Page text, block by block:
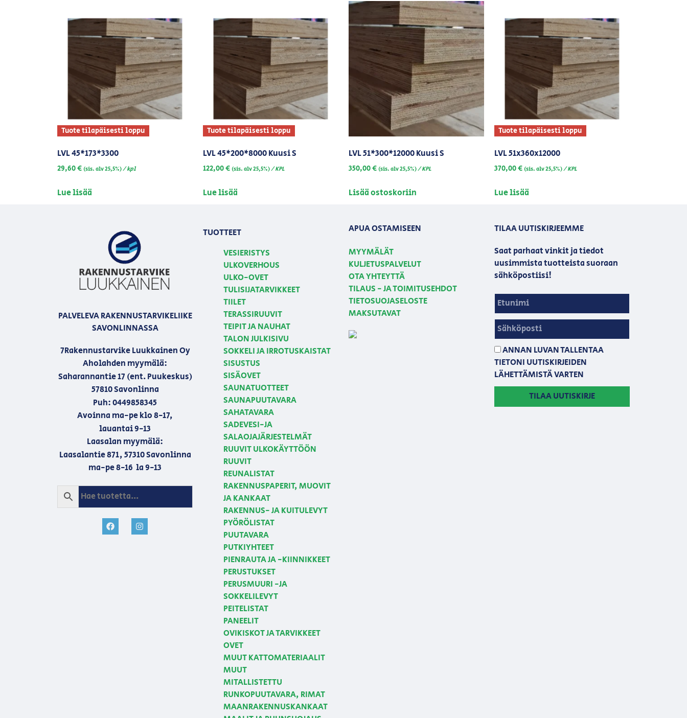
Tuote tilapäisesti loppu
LVL 45*173*3300
29,60€(sis. alv 25,5%)/ kpl
Lue lisää
Tuote tilapäisesti loppu
LVL 45*200*8000 Kuusi S
122,00€(sis. alv 25,5%)/ KPL
Lue lisää
LVL 51*300*12000 Kuusi S
350,00€(sis. alv 25,5%)/ KPL
Lisää ostoskoriin
Tuote tilapäisesti loppu
LVL 51x360x12000
370,00€(sis. alv 25,5%)/ KPL
Lue lisää
PALVELEVA RAKENNUSTARVIKELIIKE
SAVONLINNASSA
7Rakennustarvike Luukkainen Oy
Aholahden myymälä:
Saharannantie 17 (ent. Puukeskus)
57810 Savonlinna
Puh: 0449858345
Avoinna ma-pe klo 8-17,
lauantai 9-13
Laasalan myymälä:
Laasalantie 871, 57310 Savonlinna
ma-pe 8-16 la 9-13
TUOTTEET
VESIERISTYS
ULKOVERHOUS
ULKO-OVET
TULISIJATARVIKKEET
TIILET
TERASSIRUUVIT
TEIPIT JA NAUHAT
TALON JULKISIVU
SOKKELI JA IRROTUSKAISTAT
SISUSTUS
SISÄOVET
SAUNATUOTTEET
SAUNAPUUTAVARA
SAHATAVARA
SADEVESI-JA
SALAOJAJÄRJESTELMÄT
RUUVIT ULKOKÄYTTÖÖN
RUUVIT
REUNALISTAT
RAKENNUSPAPERIT, MUOVIT
JA KANKAAT
RAKENNUS- JA KUITULEVYT
PYÖRÖLISTAT
PUUTAVARA
PUTKIYHTEET
PIENRAUTA JA -KIINNIKKEET
PERUSTUKSET
PERUSMUURI -JA
SOKKELILEVYT
PEITELISTAT
PANEELIT
OVIKISKOT JA TARVIKKEET
OVET
MUUT KATTOMATERIAALIT
MUUT
MITALLISTETTU
RUNKOPUUTAVARA, RIMAT
MAANRAKENNUSKANKAAT
APUA OSTAMISEEN
MYYMÄLÄT
KULJETUSPALVELUT
OTA YHTEYTTÄ
TILAUS - JA TOIMITUSEHDOT
TIETOSUOJASELOSTE
MAKSUTAVAT
TILAA UUTISKIRJEEMME
Saat parhaat vinkit ja tiedot
uusimmista tuotteista suoraan
sähköpostiisi!
ANNAN LUVAN TALLENTAA
TIETONI UUTISKIRJEIDEN
LÄHETTÄMISTÄ VARTEN
TILAA UUTISKIRJE